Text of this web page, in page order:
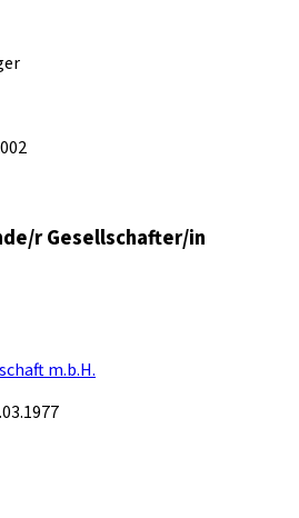
r Gesellschafter/in
m.b.H.